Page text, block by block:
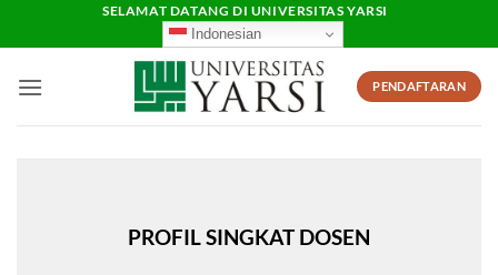
SELAMAT DATANG DI UNIVERSITAS YARSI
Indonesian
PENDAFTARAN
PROFIL SINGKAT DOSEN